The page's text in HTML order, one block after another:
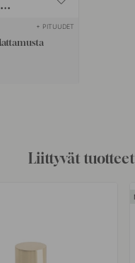
+ PITUUDET
Liittyvät tuotteet